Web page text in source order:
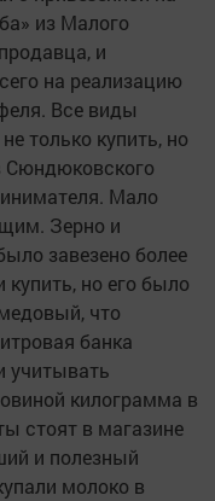
из Малого
и
на реализацию
Все виды
только купить, но
Сюндюковского
Мало
Зерно и
завезено более
но его было
что
банка
учитывать
килограмма в
стоят в магазине
и полезный
молоко в